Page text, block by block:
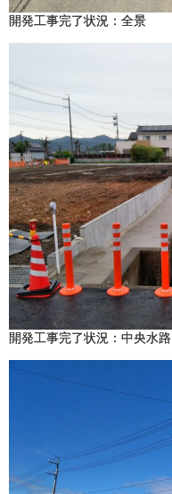
開発工事完了状況：全景
開発工事完了状況：中央水路